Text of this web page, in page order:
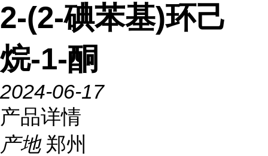
2-(2-碘苯基)环己
烷-1-酮
2024-06-17
产品详情
产地 郑州